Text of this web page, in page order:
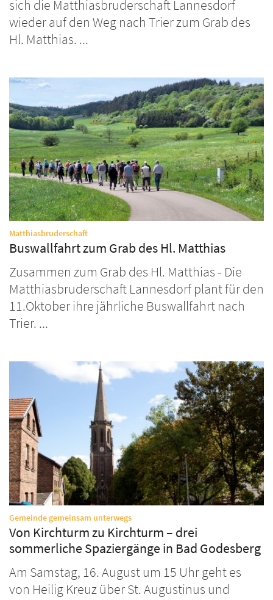
sich die Matthiasbruderschaft Lannesdorf
wieder auf den Weg nach Trier zum Grab des
Hl. Matthias. ...
Matthiasbruderschaft:
Buswallfahrt zum Grab des Hl. Matthias
Zusammen zum Grab des Hl. Matthias - Die
Matthiasbruderschaft Lannesdorf plant für den
11.Oktober ihre jährliche Buswallfahrt nach
Trier. ...
Gemeinde gemeinsam unterwegs:
Von Kirchturm zu Kirchturm – drei
sommerliche Spaziergänge in Bad Godesberg
Am Samstag, 16. August um 15 Uhr geht es
von Heilig Kreuz über St. Augustinus und